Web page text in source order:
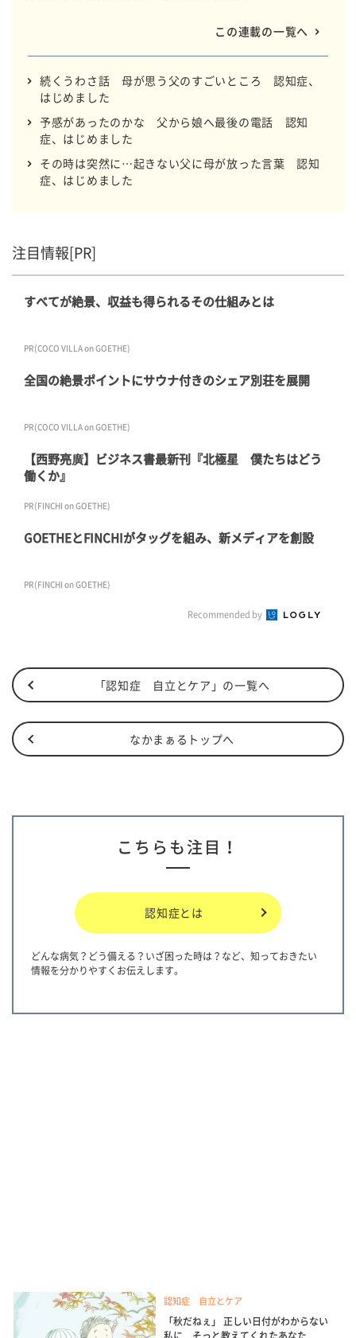
この連載の一覧へ
続くうわさ話 母が思う父のすごいところ 認知症、
はじめました
予感があったのかな 父から娘へ最後の電話 認知
症、はじめました
その時は突然に…起きない父に母が放った言葉 認知
症、はじめました
注目情報[PR]
すべてが絶景、収益も得られるその仕組みとは
PR(COCO VILLA on GOETHE)
全国の絶景ポイントにサウナ付きのシェア別荘を展開
PR(COCO VILLA on GOETHE)
【西野亮廣】ビジネス書最新刊『北極星 僕たちはどう
働くか』
PR(FINCHI on GOETHE)
GOETHEとFINCHIがタッグを組み、新メディアを創設
PR(FINCHI on GOETHE)
Recommended by
「認知症 自立とケア」の一覧へ
なかまぁるトップへ
こちらも注目！
認知症とは
どんな病気？どう備える？いざ困った時は？など、知っておきたい
情報を分かりやすくお伝えします。
認知症 自立とケア
「秋だねぇ」 正しい日付がわからない